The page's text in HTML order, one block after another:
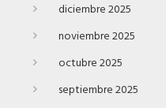
diciembre 2025
noviembre 2025
octubre 2025
septiembre 2025